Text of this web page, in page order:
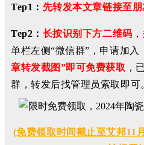
Tep1： 先转发本文章链接至
Tep2： 长按识别下方二维码
单栏左侧“微信群”，申请加入
章转发截图”即可免费获取 ，
群，转发后找管理员索取即可
(免费领取时间截止至艾邦11